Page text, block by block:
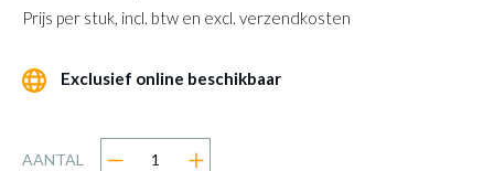
Prijs per stuk, incl. btw en excl. verzendkosten
Exclusief online beschikbaar
AANTAL